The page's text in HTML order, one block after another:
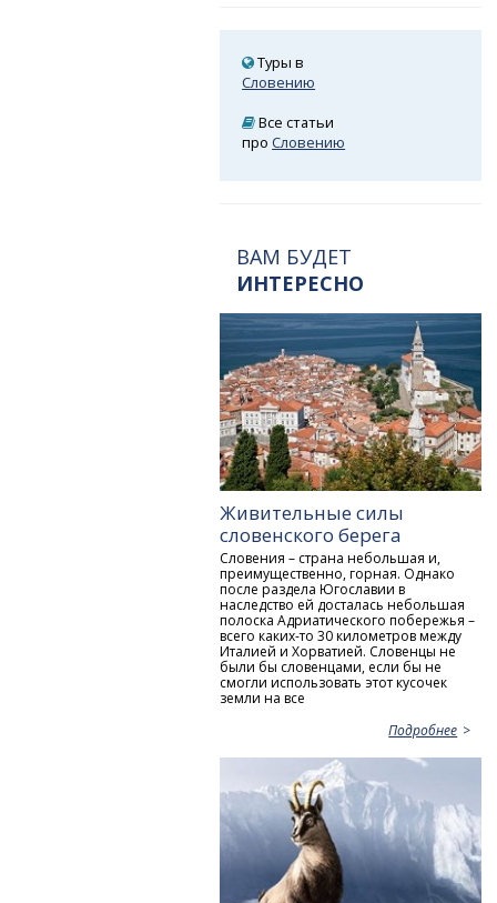
Туры в
Словению
Все статьи
проСловению
ВАМ БУДЕТ
ИНТЕРЕСНО
Живительные силы
словенского берега
Словения – страна небольшая и,
преимущественно, горная. Однако
после раздела Югославии в
наследство ей досталась небольшая
полоска Адриатического побережья –
всего каких-то 30 километров между
Италией и Хорватией. Словенцы не
были бы словенцами, если бы не
смогли использовать этот кусочек
земли на все
Подробнее